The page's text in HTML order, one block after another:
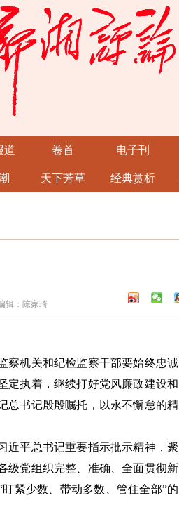
道 卷首 电子刊
天下芳草 经典赏析
辑：陈家琦
察机关和纪检监察干部要始终忠诚
定执着，继续打好党风廉政建设和
总书记殷殷嘱托，以永不懈怠的精
近平总书记重要指示批示精神，聚
级党组织完整、准确、全面贯彻新
紧少数、带动多数、管住全部”的